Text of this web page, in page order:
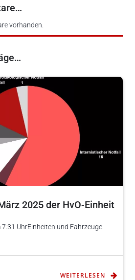
vorhanden.
2025 der HvO-Einheit
UhrEinheiten und Fahrzeuge:
WEITERLESEN